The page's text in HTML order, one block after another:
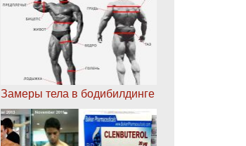
Замеры тела в бодибилдинге